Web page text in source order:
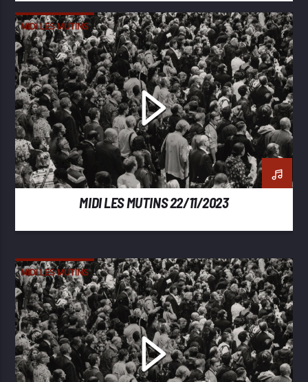
MIDI LES MUTINS
MIDI LES MUTINS 22/11/2023
MIDI LES MUTINS